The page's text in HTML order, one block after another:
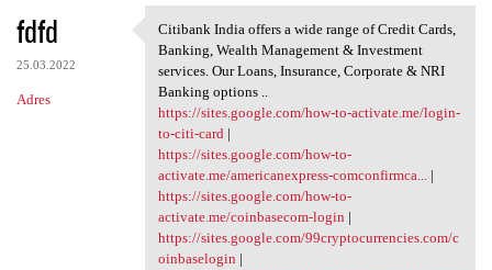
fdfd
25.03.2022
Adres
Citibank India offers a wide
Citibank India offers a wide range of Credit Cards,
Banking, Wealth Management & Investment
services. Our Loans, Insurance, Corporate & NRI
Banking options ..
https://sites.google.com/how-to-activate.me/login-
to-citi-card|
https://sites.google.com/how-to-
activate.me/americanexpress-comconfirmca...|
https://sites.google.com/how-to-
activate.me/coinbasecom-login |
https://sites.google.com/99cryptocurrencies.com/c
oinbaselogin |